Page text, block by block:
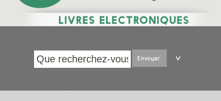
Envoyer